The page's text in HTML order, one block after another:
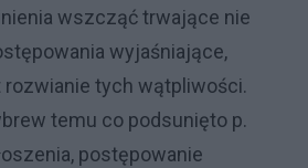
wszcząć trwające nie
wyjaśniające,
tych wątpliwości.
temu co podsunięto p.
postępowanie